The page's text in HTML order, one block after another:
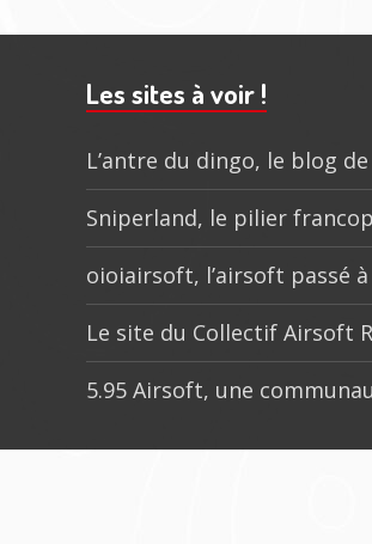
subsidiaire
Les sites à voir !
L’antre du dingo, le blog
Sniperland, le pilier
oioiairsoft, l’airsoft passé
Le site du Collectif Airsoft
5.95 Airsoft, une